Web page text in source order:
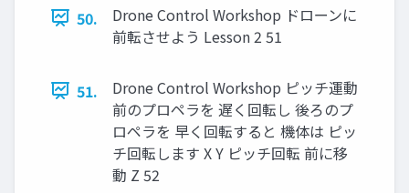
50.
Drone Control Workshop ドローンに
前転させよう Lesson 2 51
51.
Drone Control Workshop ピッチ運動
前のプロペラを 遅く回転し 後ろのプ
ロペラを 早く回転すると 機体は ピッ
チ回転します X Y ピッチ回転 前に移
動 Z 52